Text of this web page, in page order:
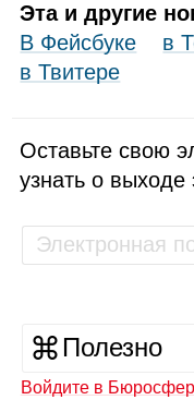
Эта и другие
В Фейсбуке
в
в Твитере
Оставьте свою
узнать о выходе
Полезно
Войдите в